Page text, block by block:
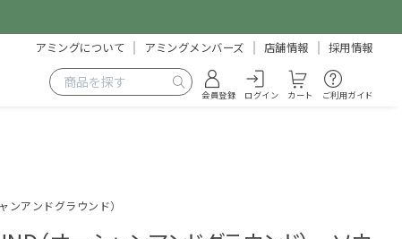
アミングについて アミングメンバーズ 店舗情報 採用情報
会員登録 ログイン カート ご利用ガイド
ンアンドグラウンド）